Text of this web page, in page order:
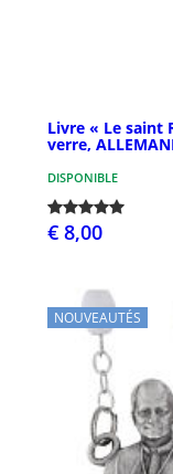
Livre « Le saint
verre,
DISPONIBLE
€ 8,00
NOUVEAUTÉS